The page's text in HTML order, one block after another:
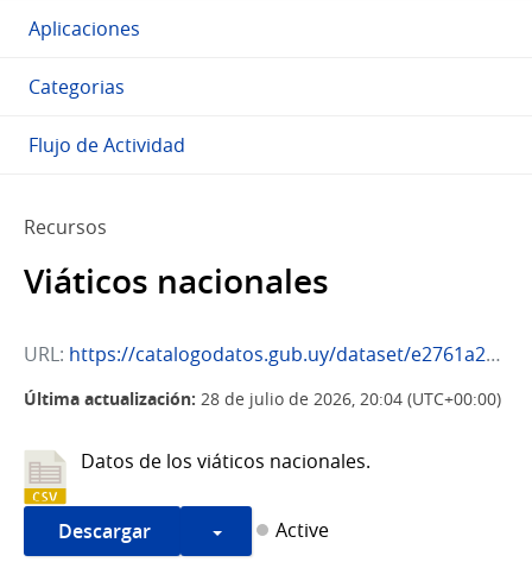
Aplicaciones
Categorias
Flujo de Actividad
Recursos
Viáticos nacionales
URL: https://catalogodatos.gub.uy/dataset/e2761a2e-6f2d-4dfd-8ed9-d75e1845fb22/resource/17f6c965-16b0-447e-8c1f-6275040efeda/download/viaticos-nacionales-2022.csv
Última actualización: 28 de julio de 2026, 20:04 (UTC+00:00)
Datos de los viáticos nacionales.
Descargar Active